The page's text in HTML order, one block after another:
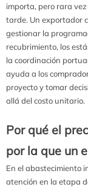
importa, pero rara
tarde. Un exportador
gestionar la
recubrimiento, los
la coordinación
ayuda a los
proyecto y tomar
allá del costo unitario.
Por qué el
por la que un
En el abastecimiento
atención en la etapa